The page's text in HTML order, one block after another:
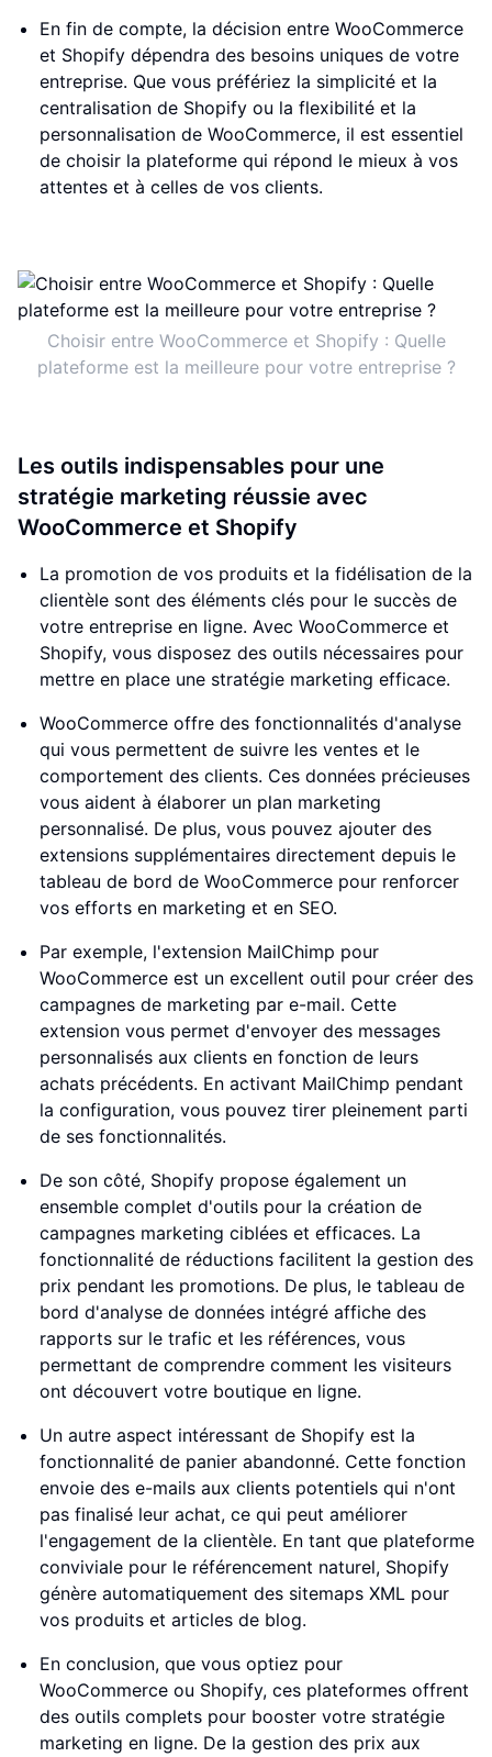
En fin de compte, la décision entre WooCommerce
et Shopify dépendra des besoins uniques de votre
entreprise. Que vous préfériez la simplicité et la
centralisation de Shopify ou la flexibilité et la
personnalisation de WooCommerce, il est essentiel
de choisir la plateforme qui répond le mieux à vos
attentes et à celles de vos clients.
Choisir entre WooCommerce et Shopify : Quelle
plateforme est la meilleure pour votre entreprise ?
Les outils indispensables pour une
stratégie marketing réussie avec
WooCommerce et Shopify
La promotion de vos produits et la fidélisation de la
clientèle sont des éléments clés pour le succès de
votre entreprise en ligne. Avec WooCommerce et
Shopify, vous disposez des outils nécessaires pour
mettre en place une stratégie marketing efficace.
WooCommerce offre des fonctionnalités d'analyse
qui vous permettent de suivre les ventes et le
comportement des clients. Ces données précieuses
vous aident à élaborer un plan marketing
personnalisé. De plus, vous pouvez ajouter des
extensions supplémentaires directement depuis le
tableau de bord de WooCommerce pour renforcer
vos efforts en marketing et en SEO.
Par exemple, l'extension MailChimp pour
WooCommerce est un excellent outil pour créer des
campagnes de marketing par e-mail. Cette
extension vous permet d'envoyer des messages
personnalisés aux clients en fonction de leurs
achats précédents. En activant MailChimp pendant
la configuration, vous pouvez tirer pleinement parti
de ses fonctionnalités.
De son côté, Shopify propose également un
ensemble complet d'outils pour la création de
campagnes marketing ciblées et efficaces. La
fonctionnalité de réductions facilitent la gestion des
prix pendant les promotions. De plus, le tableau de
bord d'analyse de données intégré affiche des
rapports sur le trafic et les références, vous
permettant de comprendre comment les visiteurs
ont découvert votre boutique en ligne.
Un autre aspect intéressant de Shopify est la
fonctionnalité de panier abandonné. Cette fonction
envoie des e-mails aux clients potentiels qui n'ont
pas finalisé leur achat, ce qui peut améliorer
l'engagement de la clientèle. En tant que plateforme
conviviale pour le référencement naturel, Shopify
génère automatiquement des sitemaps XML pour
vos produits et articles de blog.
En conclusion, que vous optiez pour
WooCommerce ou Shopify, ces plateformes offrent
des outils complets pour booster votre stratégie
marketing en ligne. De la gestion des prix aux